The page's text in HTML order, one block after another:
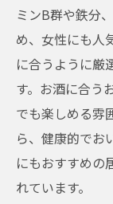
ミンB群や鉄分
め、女性にも人
に合うように厳
す。お酒に合う
でも楽しめる雰
ら、健康的でお
にもおすすめの
れています。